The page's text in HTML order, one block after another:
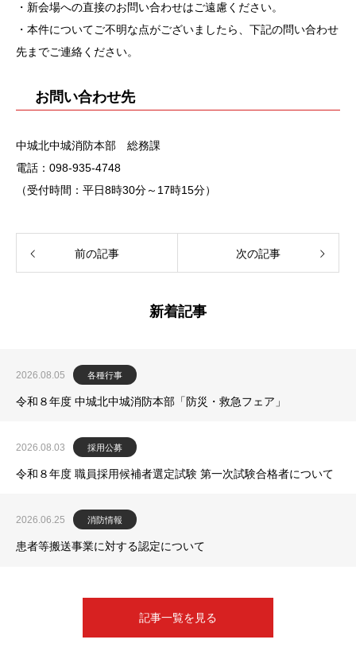
・新会場への直接のお問い合わせはご遠慮ください。
・本件についてご不明な点がございましたら、下記の問い合わせ
先までご連絡ください。
お問い合わせ先
中城北中城消防本部 総務課
電話：098-935-4748
（受付時間：平日8時30分～17時15分）
前の記事 次の記事
新着記事
2026.08.05 各種行事
令和８年度 中城北中城消防本部「防災・救急フェア」
2026.08.03 採用公募
令和８年度 職員採用候補者選定試験 第一次試験合格者について
2026.06.25 消防情報
患者等搬送事業に対する認定について
記事一覧を見る